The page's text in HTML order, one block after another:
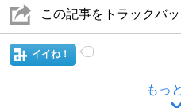
この記事をトラックバ
イイね！
もっ